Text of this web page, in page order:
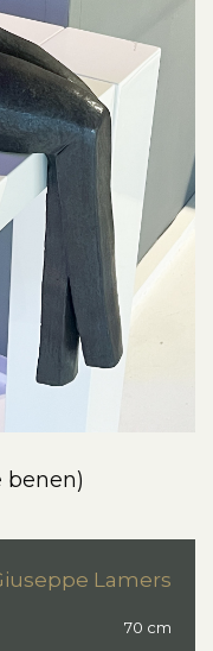
benen)
Lamers
70 cm